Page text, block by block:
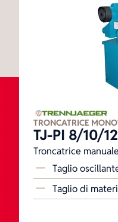
Bordatrici
Presse
Tecnica
Gamma
Storia
TRONCATRICE
TJ-PI 8/10/12
Troncatrice
Taglio
Taglio di